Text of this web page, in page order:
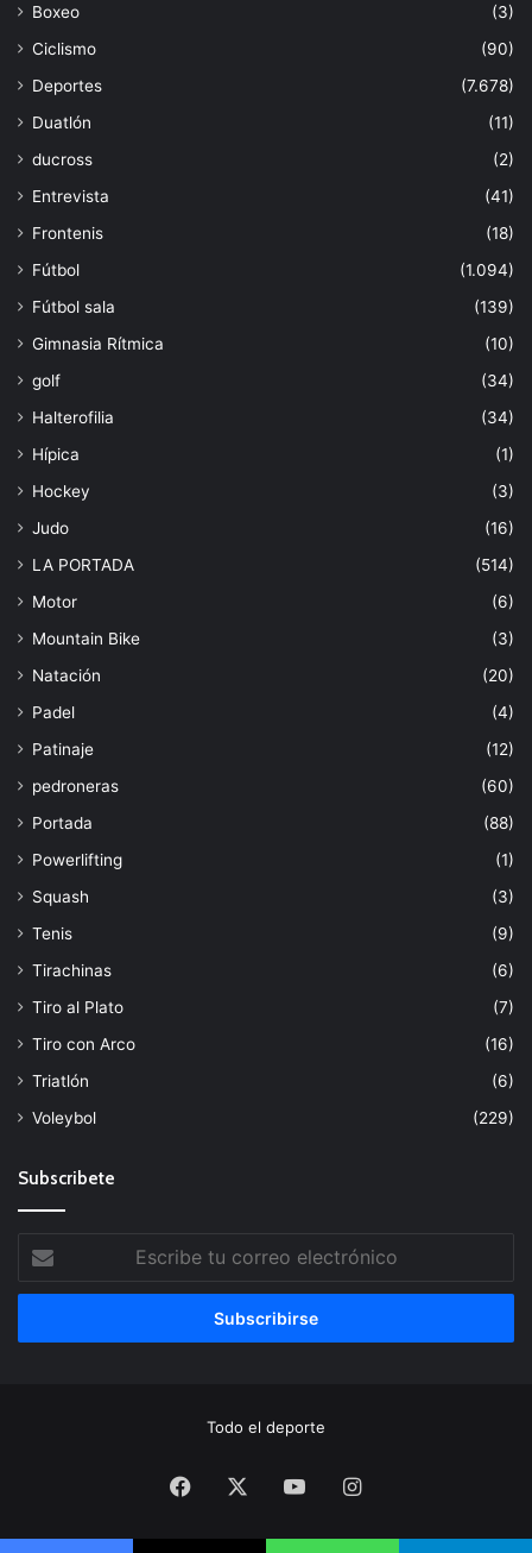
Boxeo
(3)
Ciclismo
(90)
Deportes
(7.678)
Duatlón
(11)
ducross
(2)
Entrevista
(41)
Frontenis
(18)
Fútbol
(1.094)
Fútbol sala
(139)
Gimnasia Rítmica
(10)
golf
(34)
Halterofilia
(34)
Hípica
(1)
Hockey
(3)
Judo
(16)
LA PORTADA
(514)
Motor
(6)
Mountain Bike
(3)
Natación
(20)
Padel
(4)
Patinaje
(12)
pedroneras
(60)
Portada
(88)
Powerlifting
(1)
Squash
(3)
Tenis
(9)
Tirachinas
(6)
Tiro al Plato
(7)
Tiro con Arco
(16)
Triatlón
(6)
Voleybol
(229)
Subscribete
tu
correo
Todo el deporte
Facebook YouTubeInstagram